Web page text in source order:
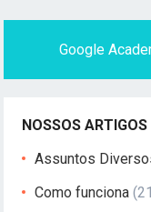
Google
NOSSOS
Assuntos
Como funciona